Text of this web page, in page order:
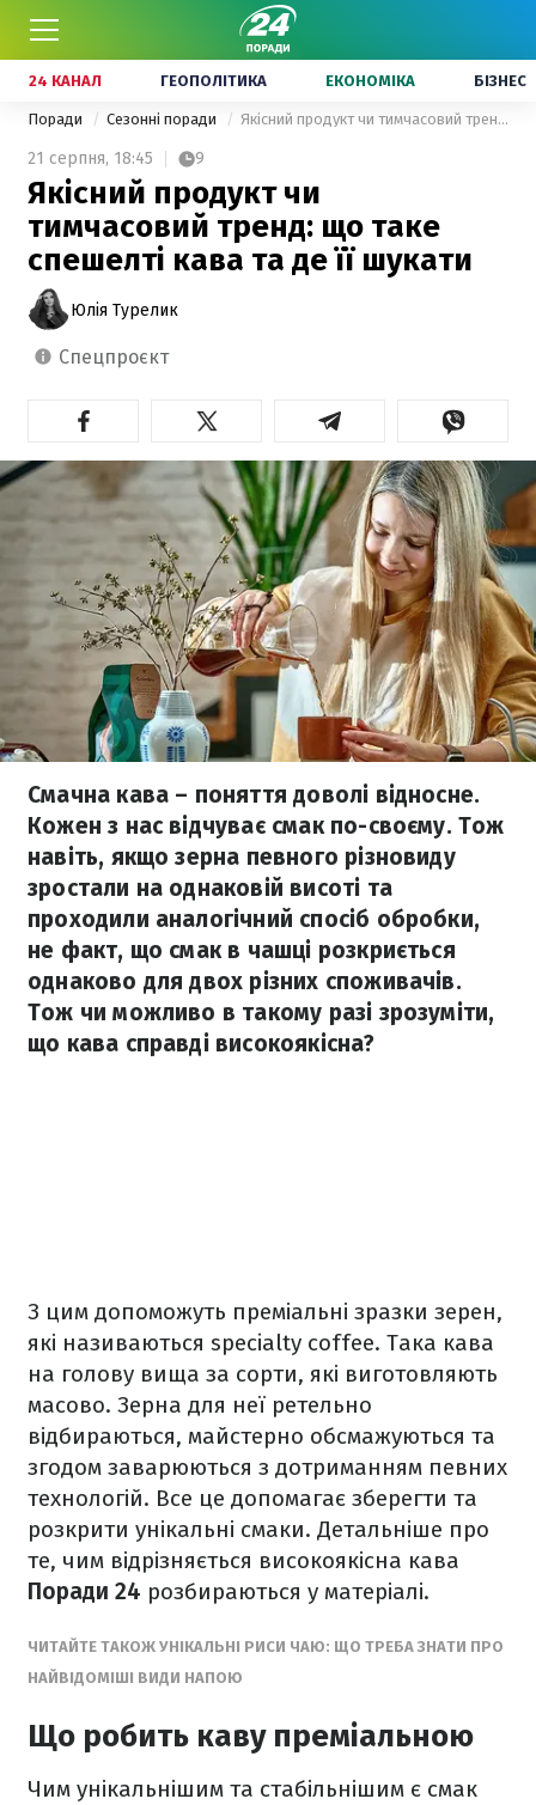
24 КАНАЛ ГЕОПОЛІТИКА ЕКОНОМІКА БІЗНЕС
Поради Сезонні поради Якісний продукт чи тимчасовий тренд: що таке спешелті кава та де її шукати
21 серпня, 18:45 9
Якісний продукт чи
тимчасовий тренд: що таке
спешелті кава та де її шукати
Юлія Турелик
спецпроєкт
Смачна кава – поняття доволі відносне.
Кожен з нас відчуває смак по-своєму. Тож
навіть, якщо зерна певного різновиду
зростали на однаковій висоті та
проходили аналогічний спосіб обробки,
не факт, що смак в чашці розкриється
однаково для двох різних споживачів.
Тож чи можливо в такому разі зрозуміти,
що кава справді високоякісна?
З цим допоможуть преміальні зразки зерен,
які називаються specialty coffee. Така кава
на голову вища за сорти, які виготовляють
масово. Зерна для неї ретельно
відбираються, майстерно обсмажуються та
згодом заварюються з дотриманням певних
технологій. Все це допомагає зберегти та
розкрити унікальні смаки. Детальніше про
те, чим відрізняється високоякісна кава
Поради 24 розбираються у матеріалі.
ЧИТАЙТЕ ТАКОЖ УНІКАЛЬНІ РИСИ ЧАЮ: ЩО ТРЕБА ЗНАТИ ПРО
НАЙВІДОМІШІ ВИДИ НАПОЮ
Що робить каву преміальною
Чим унікальнішим та стабільнішим є смак